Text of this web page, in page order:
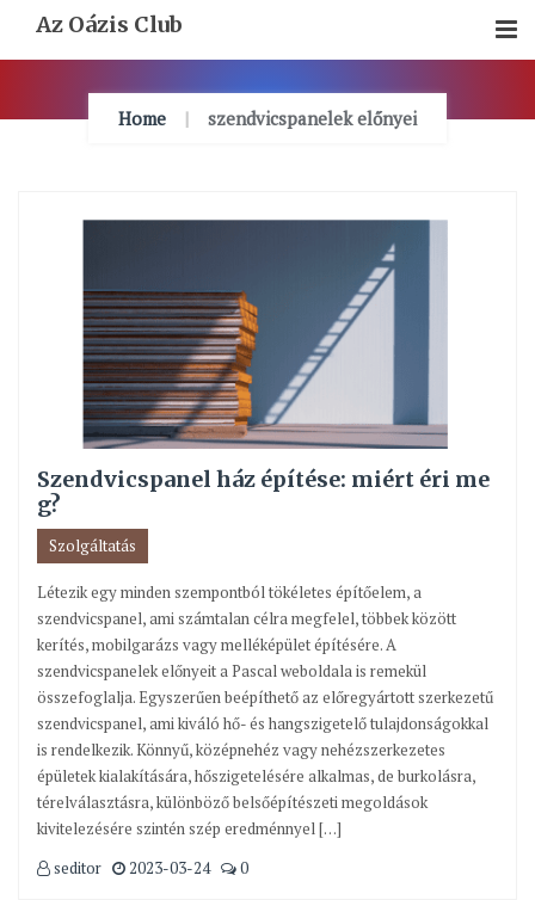
Content
Az Oázis Club
Home szendvicspanelek előnyei
Szendvicspanel ház építése: miért éri me
g?
Szolgáltatás
Létezik egy minden szempontból tökéletes építőelem, a
szendvicspanel, ami számtalan célra megfelel, többek között
kerítés, mobilgarázs vagy melléképület építésére. A
szendvicspanelek előnyeit a Pascal weboldala is remekül
összefoglalja. Egyszerűen beépíthető az előregyártott szerkezetű
szendvicspanel, ami kiváló hő- és hangszigetelő tulajdonságokkal
is rendelkezik. Könnyű, középnehéz vagy nehézszerkezetes
épületek kialakítására, hőszigetelésére alkalmas, de burkolásra,
térelválasztásra, különböző belsőépítészeti megoldások
kivitelezésére szintén szép eredménnyel […]
seditor
2023-03-24 0